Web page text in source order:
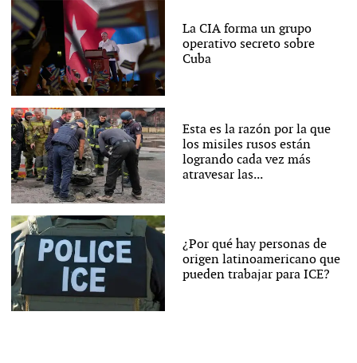
La CIA forma un grupo
operativo secreto sobre
Cuba
Esta es la razón por la que
los misiles rusos están
logrando cada vez más
atravesar las...
¿Por qué hay personas de
origen latinoamericano que
pueden trabajar para ICE?